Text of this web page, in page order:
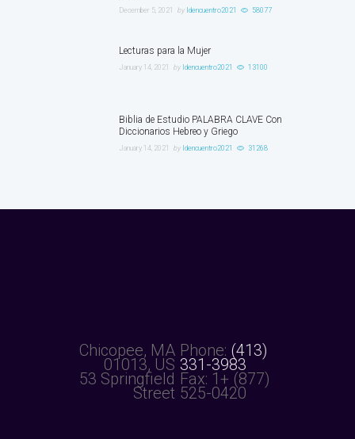
December 5, 2021 by ldencuentro2021 58077
Lecturas para la Mujer
January 14, 2021 by ldencuentro2021 13100
Biblia de Estudio PALABRA CLAVE Con
Diccionarios Hebreo y Griego
January 14, 2021 by ldencuentro2021 31268
Phone: (413)
331-3983
Fax: 1+ (877)
525-0420
Chicopee, MA
01013, US
53 Springfield
Street